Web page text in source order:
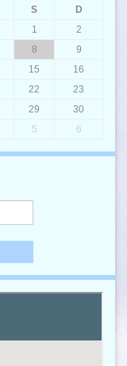
S
D
1
2
8
9
15
16
22
23
29
30
5 6